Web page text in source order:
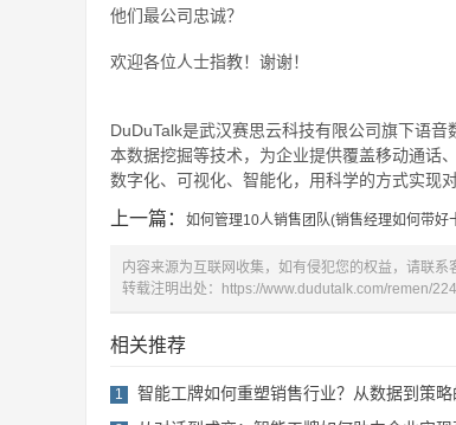
他们最公司忠诚？
欢迎各位人士指教！谢谢！
DuDuTalk是武汉赛思云科技有限公司旗下语
本数据挖掘等技术，为企业提供覆盖移动通话
数字化、可视化、智能化，用科学的方式实现
上一篇： 如何管理10人销售团队(销售经理如何带好
内容来源为互联网收集，如有侵犯您的权益，请联系
转载注明出处：
https://www.dudutalk.com/remen/
相关推荐
1 智能工牌如何重塑销售行业？从数据到策